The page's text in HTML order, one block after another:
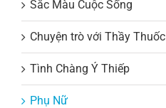
Sắc Màu Cuộc Sống
Chuyện trò với Thầy Thuốc
Tình Chàng Ý Thiếp
Phụ Nữ